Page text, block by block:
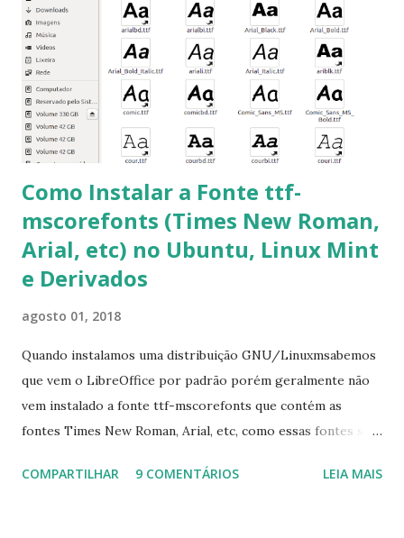
clicando em “Ok” Agora aceite os termos de uso clicando
em “Sim” Pronto agora abra o LibreOffice e veja se as
fontes Times New Roman, Arial estão instaladas. Caso
ocorra algum erro ou precisa reinstalar, execute: $ sudo
apt-get install --reinstall ttf-mscorefonts-installer
Como Instalar a Fonte ttf-
mscorefonts (Times New Roman,
Arial, etc) no Ubuntu, Linux Mint
e Derivados
agosto 01, 2018
Quando instalamos uma distribuição GNU/Linuxmsabemos
que vem o LibreOffice por padrão porém geralmente não
vem instalado a fonte ttf-mscorefonts que contém as
fontes Times New Roman, Arial, etc, como essas fontes são
a Associação Brasileira de Normas Técnicas (ABNT), exige
COMPARTILHAR 9 COMENTÁRIOS LEIA MAIS